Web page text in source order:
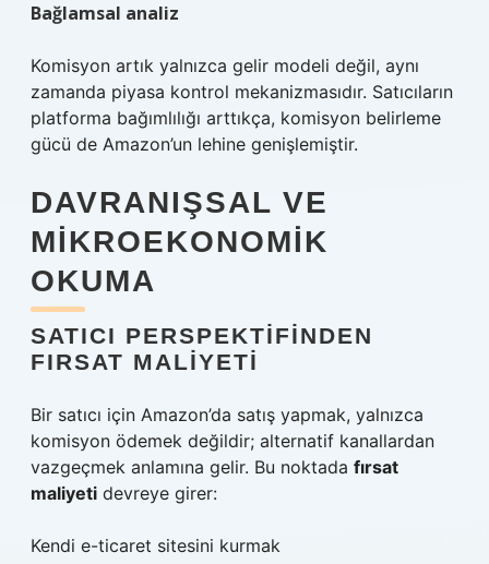
Bağlamsal analiz
Komisyon artık yalnızca gelir modeli değil, aynı
zamanda piyasa kontrol mekanizmasıdır. Satıcıların
platforma bağımlılığı arttıkça, komisyon belirleme
gücü de Amazon’un lehine genişlemiştir.
DAVRANIŞSAL VE
MIKROEKONOMIK
OKUMA
SATICI PERSPEKTIFINDEN
FIRSAT MALIYETI
Bir satıcı için Amazon’da satış yapmak, yalnızca
komisyon ödemek değildir; alternatif kanallardan
vazgeçmek anlamına gelir. Bu noktada fırsat
maliyeti devreye girer:
Kendi e-ticaret sitesini kurmak